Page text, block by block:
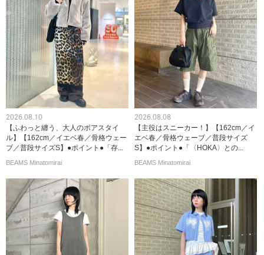
2026.08.10
【ふわっと纏う、大人のボアスタイ
ル】【162cm／イエベ春／骨格ウェー
ブ／普段サイズS】●ポイント●「存...
BEAMS Minatomirai
2026.08.08
【主役はスニーカー！】【162cm／イ
エベ春／骨格ウェーブ／普段サイズ
S】●ポイント●「〈HOKA〉との...
BEAMS Minatomirai